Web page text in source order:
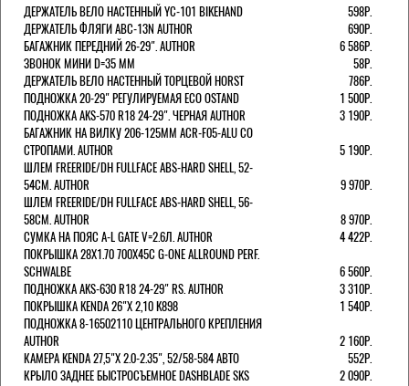
ДЕРЖАТЕЛЬ ВЕЛО НАСТЕННЫЙ YC-101 BIKEHAND
598Р.
ДЕРЖАТЕЛЬ ФЛЯГИ ABC-13N AUTHOR
690Р.
БАГАЖНИК ПЕРЕДНИЙ 26-29". AUTHOR
6 586Р.
ЗВОНОК МИНИ D=35 ММ
58Р.
ДЕРЖАТЕЛЬ ВЕЛО НАСТЕННЫЙ ТОРЦЕВОЙ HORST
786Р.
ПОДНОЖКА 20-29" РЕГУЛИРУЕМАЯ ECO OSTAND
1 500Р.
ПОДНОЖКА AKS-570 R18 24-29". ЧЕРНАЯ AUTHOR
3 190Р.
БАГАЖНИК НА ВИЛКУ 206-125ММ ACR-F05-ALU СО
СТРОПАМИ. AUTHOR
5 190Р.
ШЛЕМ FREERIDE/DH FULLFACE ABS-HARD SHELL, 52-
54СМ. AUTHOR
9 970Р.
ШЛЕМ FREERIDE/DH FULLFACE ABS-HARD SHELL, 56-
58СМ. AUTHOR
8 970Р.
СУМКА НА ПОЯС A-L GATE V=2.6Л. AUTHOR
4 422Р.
ПОКРЫШКА 28X1.70 700X45C G-ONE ALLROUND PERF.
SCHWALBE
6 560Р.
ПОДНОЖКА AKS-630 R18 24-29" RS. AUTHOR
3 310Р.
ПОКРЫШКА KENDA 26"Х 2,10 K898
1 540Р.
ПОДНОЖКА 8-16502110 ЦЕНТРАЛЬНОГО КРЕПЛЕНИЯ
AUTHOR
2 160Р.
КАМЕРА KENDA 27,5"Х 2.0-2.35", 52/58-584 АВТО
552Р.
КРЫЛО ЗАДНЕЕ БЫСТРОСЪЕМНОЕ DASHBLADE SKS
2 090Р.